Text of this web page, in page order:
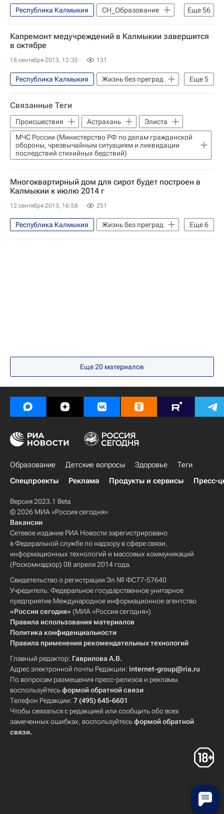
Еще56
Республика Калмыкия
СН_Образование
Красноярский край
Саратовская область
Республика Бурятия
Новосибирск
Кабардино-Балкарская Республика (КБР)
Белгородская область
Пермский край
Курская область
Ямало-Ненецкий автономный округ (ЯНАО)
Новости Подмосковья
Владимирская область
Архангельская область
Республика Коми
Кировская область
Калужская область
Москва
Санкт-Петербург
Сахалинская область
Магаданская область
Республика Татарстан (Татарстан)
Новосибирская область
Волгоградская область
Еврейская автономная область
Ханты-Мансийский АО
Московская область (Подмосковье)
Чувашская Республика (Чувашия)
Центральный ФО
Дальневосточный ФО
Весь мир
Европа
Уральский ФО
Северо-Кавказский ФО
Сибирский ФО
Северо-Западный ФО
Южный ФО
Приволжский ФО
Россия
Капремонт медучреждений в Калмыкии завершится
в октябре
18 сентября 2013, 12:35 131
Еще5
Республика Калмыкия
Жизнь без преград
Европа
Весь мир
Южный ФО
Детские вопросы
Связанные Теги
Происшествия Астрахань
Элиста
МЧС России (Министерство РФ по делам гражданской
обороны, чрезвычайным ситуациям и ликвидации
последствий стихийных бедствий)
Многоквартирный дом для сирот будет построен в
Калмыкии к июлю 2014 г
12 сентября 2013, 16:58 251
Еще6
Республика Калмыкия
Жизнь без преград
Элиста
Европа
Весь мир
Еще20 материалов
Образование Детские вопросы Здоровье
Теги
Спецпроекты
Реклама Продукты и сервисы Пресс-
Версия 2023.1 Beta
© 2026 МИА «Россия сегодня»
Вакансии
Сетевое издание РИА Новости зарегистрировано
в Федеральной службе по надзору в сфере связи,
информационных технологий и массовых коммуникаций
(Роскомнадзор) 08 апреля 2014 года.
Свидетельство о регистрации Эл № ФС77-57640
Учредитель: Федеральное государственное унитарное
предприятие Международное информационное агентство
«Россия сегодня» (МИА «Россия сегодня»).
Правила использования материалов
Политика конфиденциальности
Правила применения рекомендательных технологий
Главный редактор: Гаврилова А.В.
Адрес электронной почты Редакции: internet-group@ria.ru
По вопросам размещения пресс-релизов и рекламы
воспользуйтесьформой обратной связи
Телефон Редакции: 7 (495) 645-6601
Чтобы связаться с редакцией или сообщить обо всех
замеченных ошибках, воспользуйтесьформой обратной
связи.